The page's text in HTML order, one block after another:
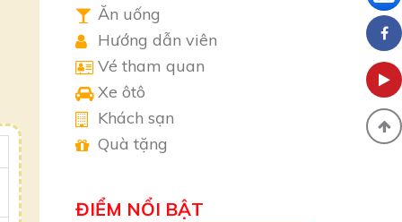
Ăn uống
Hướng dẫn viên
Vé tham quan
Xe ôtô
Khách sạn
Quà tặng
ĐIỂM NỔI BẬT